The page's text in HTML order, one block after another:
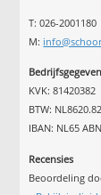
T: 026-2001180
M:
KVK: 81420382
BTW:
IBAN: NL65
Recensies
Beoordeling